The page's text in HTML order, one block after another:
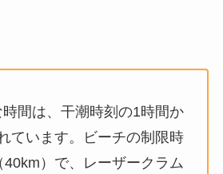
間は、干潮時刻の1時間か
ています。ビーチの制限時
）で、レーザークラム